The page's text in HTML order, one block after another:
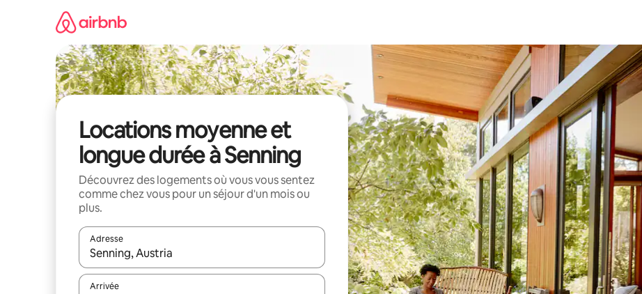
Locations moyenne et
longue durée à Senning
Découvrez des logements où vous vous sentez
comme chez vous pour un séjour d'un mois ou
plus.
Adresse
Lorsque les résultats s'affichent, utilisez les flèches vers le haut et vers le bas pour les parcourir ou en appuyant et en faisant
Arrivée